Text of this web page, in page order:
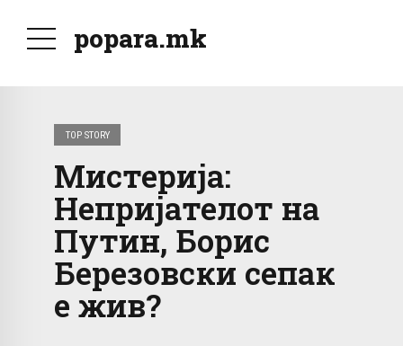
popara.mk
TOP STORY
Мистерија:
Непријателот на
Путин, Борис
Березовски сепак
е жив?